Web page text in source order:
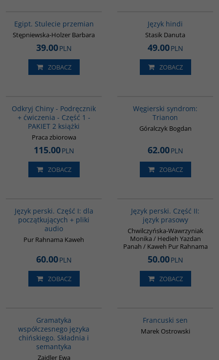
Egipt. Stulecie przemian
Stępniewska-Holzer Barbara
39.00PLN
ZOBACZ
Język hindi
Stasik Danuta
49.00PLN
ZOBACZ
Odkryj Chiny - Podręcznik
+ ćwiczenia - Część 1 -
PAKIET 2 książki
Praca zbiorowa
115.00PLN
ZOBACZ
Węgierski syndrom:
Trianon
Góralczyk Bogdan
62.00PLN
ZOBACZ
Język perski. Część I: dla
początkujących + pliki
audio
Pur Rahnama Kaweh
60.00PLN
ZOBACZ
Język perski. Część II:
język prasowy
Chwilczyńska-Wawrzyniak
Monika / Hedieh Yazdan
Panah / Kaweh Pur Rahnama
50.00PLN
ZOBACZ
Gramatyka
współczesnego języka
chińskiego. Składnia i
semantyka
Zajdler Ewa
Francuski sen
Marek Ostrowski